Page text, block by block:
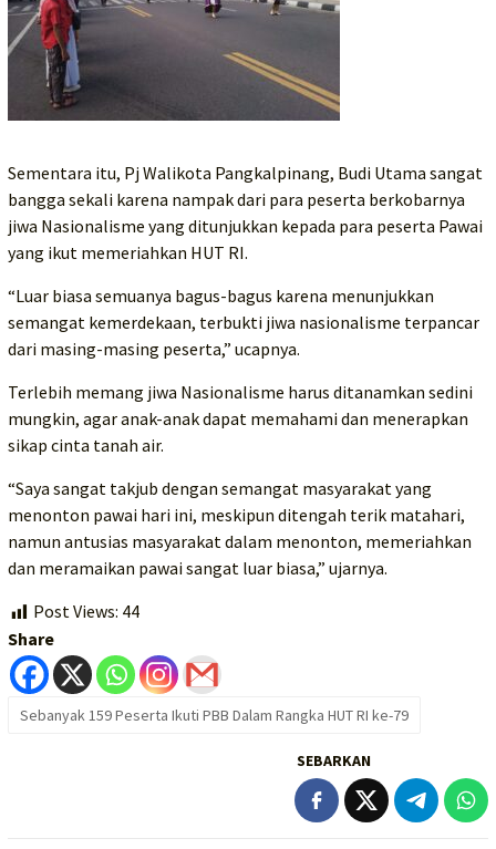
Sementara itu, Pj Walikota Pangkalpinang, Budi Utama sangat
bangga sekali karena nampak dari para peserta berkobarnya
jiwa Nasionalisme yang ditunjukkan kepada para peserta Pawai
yang ikut memeriahkan HUT RI.
“Luar biasa semuanya bagus-bagus karena menunjukkan
semangat kemerdekaan, terbukti jiwa nasionalisme terpancar
dari masing-masing peserta,” ucapnya.
Terlebih memang jiwa Nasionalisme harus ditanamkan sedini
mungkin, agar anak-anak dapat memahami dan menerapkan
sikap cinta tanah air.
“Saya sangat takjub dengan semangat masyarakat yang
menonton pawai hari ini, meskipun ditengah terik matahari,
namun antusias masyarakat dalam menonton, memeriahkan
dan meramaikan pawai sangat luar biasa,” ujarnya.
Post Views: 44
Share
Sebanyak 159 Peserta Ikuti PBB Dalam Rangka HUT RI ke-79
SEBARKAN